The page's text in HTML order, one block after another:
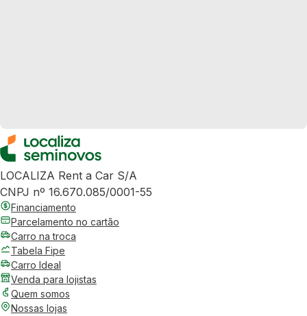
LOCALIZA Rent a Car S/A
CNPJ nº 16.670.085/0001-55
Financiamento
Parcelamento no cartão
Carro na troca
Tabela Fipe
Carro Ideal
Venda para lojistas
Quem somos
Nossas lojas